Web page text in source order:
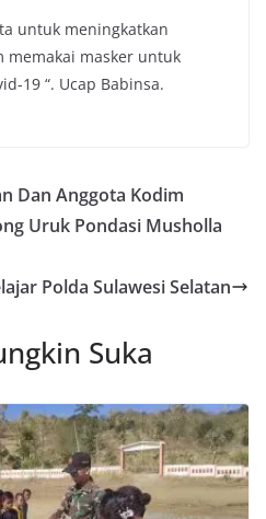
untuk meningkatkan
memakai masker untuk
19 “. Ucap Babinsa.
Dan Anggota Kodim
Uruk Pondasi Musholla
Polda Sulawesi Selatan
Suka